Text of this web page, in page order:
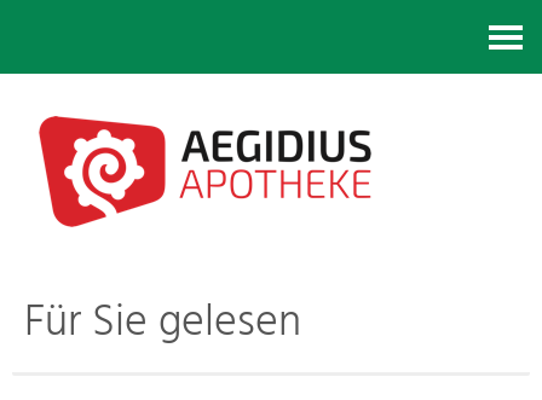
Für Sie gelesen